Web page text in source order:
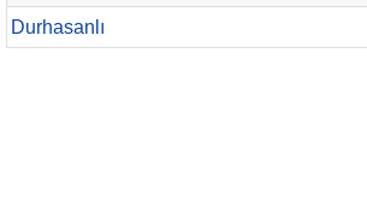
Durhasanlı